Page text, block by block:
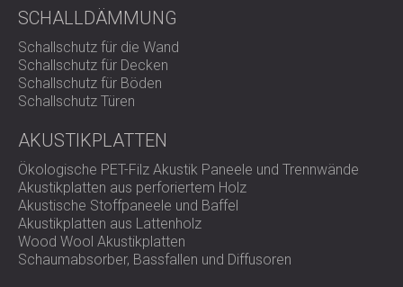
Grenz- oder Gemeindelärm bei Bau- oder
Infrastrukturprojekten.
SCHALLDÄMMUNG
Schallschutz für die Wand
Schallschutz für Decken
Schallschutz für Böden
Schallschutz Türen
AKUSTIKPLATTEN
Ökologische PET-Filz Akustik Paneele und Trennwände
Akustikplatten aus perforiertem Holz
Akustische Stoffpaneele und Baffel
Akustikplatten aus Lattenholz
Wood Wool Akustikplatten
Schaumabsorber, Bassfallen und Diffusoren